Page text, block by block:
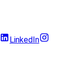
LinkedIn